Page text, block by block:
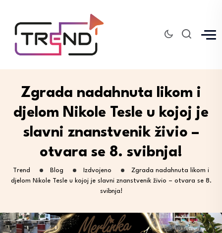
Zgrada nadahnuta likom i
djelom Nikole Tesle u kojoj je
slavni znanstvenik živio –
otvara se 8. svibnja!
Trend Blog Izdvojeno
Zgrada nadahnuta likom i
djelom Nikole Tesle u kojoj je slavni znanstvenik živio – otvara se 8.
svibnja!